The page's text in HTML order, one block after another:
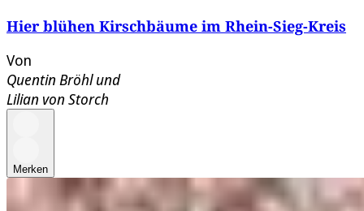
Hier blühen Kirschbäume im Rhein-Sieg-Kreis
Von
Quentin Bröhlund
Lilian von Storch
Merken